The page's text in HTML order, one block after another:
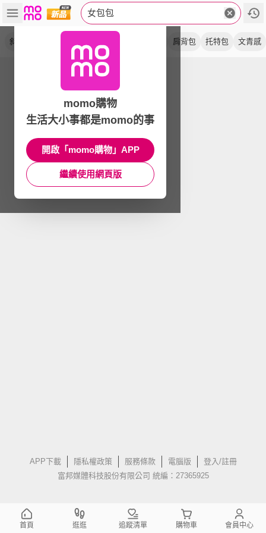
女包包
斜背包 肩背包 托特包 文青感
APP下載 隱私權政策 服務條款 電腦版
登入/註冊
富邦媒體科技股份有限公司 統編：27365925
momo購物
生活大小事都是momo的事
開啟「momo購物」APP
繼續使用網頁版
首頁 逛逛 追蹤清單 購物車 會員中心